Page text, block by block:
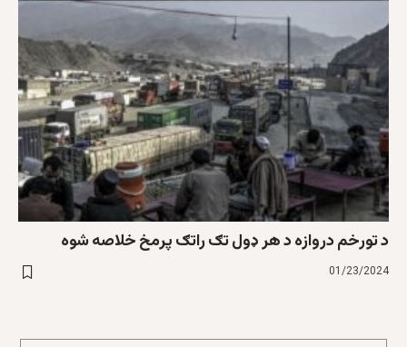
د تورخم دروازه د هر ډول تګ راتګ پرمخ خلاصه شوه
01/23/2024